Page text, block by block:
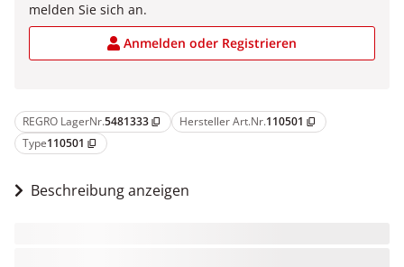
REGRO LagerNr.5481333 content_copy Hersteller Art.Nr.110501 content_copy
Type110501 content_copy
Beschreibung anzeigen
melden Sie sich an.
Anmelden oder Registrieren